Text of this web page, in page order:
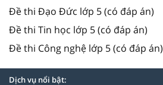
Đề thi Đạo Đức lớp 5 (có đáp án)
Đề thi Tin học lớp 5 (có đáp án)
Đề thi Công nghệ lớp 5 (có đáp án)
Dịch vụ nổi bật: